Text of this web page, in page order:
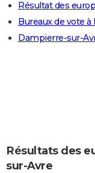
Art de vivre
Bien-être
Loisirs
Mode
Modes de vie
SANTE
Alimentation
Guide de la santé
Maladies
Médicaments
Sommeil
VOYAGE
Carte de Noël
Carte Bonne année
Carte Saint-Valentin
Carte Pâques
Carte d'anniversaire
Résultat des
Bureaux de vote
Dampierre-sur-
Résultats des
sur-Avre